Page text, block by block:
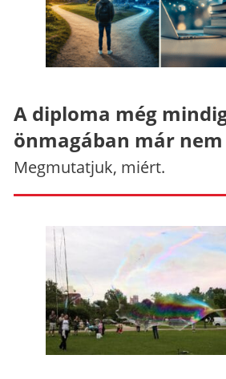
A diploma még
önmagában már nem
Megmutatjuk, miért.